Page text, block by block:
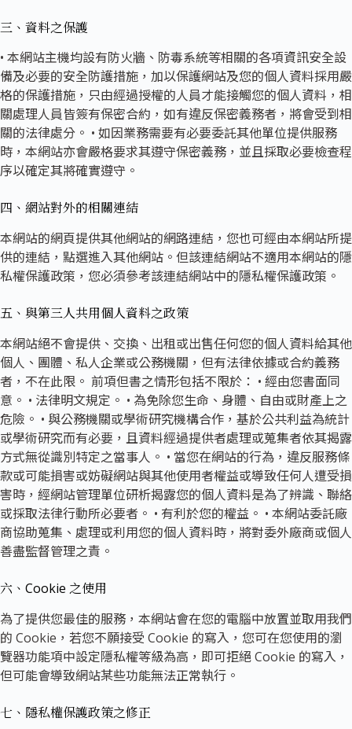
三、資料之保護
• 本網站主機均設有防火牆、防毒系統等相關的各項資訊安全設
備及必要的安全防護措施，加以保護網站及您的個人資料採用嚴
格的保護措施，只由經過授權的人員才能接觸您的個人資料，相
關處理人員皆簽有保密合約，如有違反保密義務者，將會受到相
關的法律處分。 • 如因業務需要有必要委託其他單位提供服務
時，本網站亦會嚴格要求其遵守保密義務，並且採取必要檢查程
序以確定其將確實遵守。
四、網站對外的相關連結
本網站的網頁提供其他網站的網路連結，您也可經由本網站所提
供的連結，點選進入其他網站。但該連結網站不適用本網站的隱
私權保護政策，您必須參考該連結網站中的隱私權保護政策。
五、與第三人共用個人資料之政策
本網站絕不會提供、交換、出租或出售任何您的個人資料給其他
個人、團體、私人企業或公務機關，但有法律依據或合約義務
者，不在此限。 前項但書之情形包括不限於： • 經由您書面同
意。 • 法律明文規定。 • 為免除您生命、身體、自由或財產上之
危險。 • 與公務機關或學術研究機構合作，基於公共利益為統計
或學術研究而有必要，且資料經過提供者處理或蒐集者依其揭露
方式無從識別特定之當事人。 • 當您在網站的行為，違反服務條
款或可能損害或妨礙網站與其他使用者權益或導致任何人遭受損
害時，經網站管理單位研析揭露您的個人資料是為了辨識、聯絡
或採取法律行動所必要者。 • 有利於您的權益。 • 本網站委託廠
商協助蒐集、處理或利用您的個人資料時，將對委外廠商或個人
善盡監督管理之責。
六、Cookie 之使用
為了提供您最佳的服務，本網站會在您的電腦中放置並取用我們
的 Cookie，若您不願接受 Cookie 的寫入，您可在您使用的瀏
覽器功能項中設定隱私權等級為高，即可拒絕 Cookie 的寫入，
但可能會導致網站某些功能無法正常執行。
七、隱私權保護政策之修正